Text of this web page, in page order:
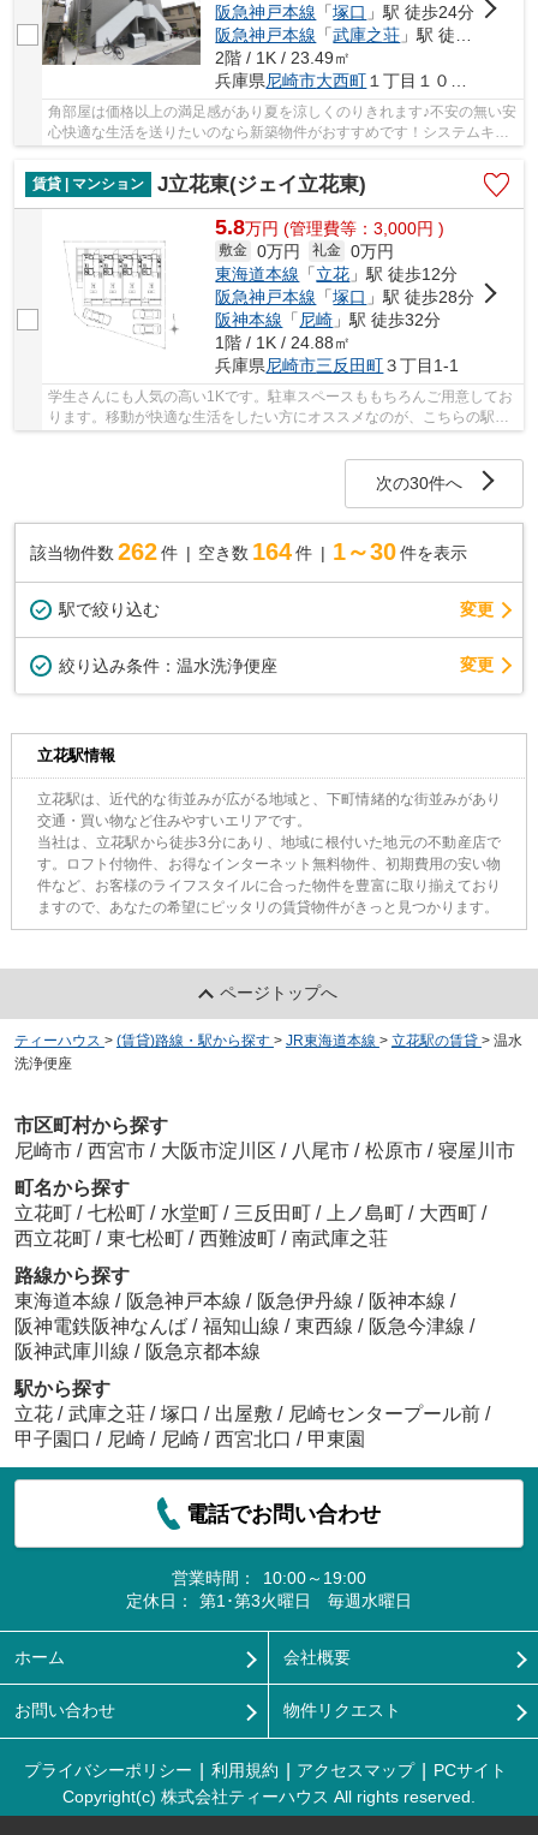
阪急神戸本線 「塚口 」駅 徒歩24分
阪急神戸本線 「武庫之荘 」駅 徒歩25分
2階 / 1K / 23.49㎡
兵庫県尼崎市大西町 １丁目１０－１０
角部屋は価格以上の満足感があり夏を涼しくのりきれます♪不安の無い安
心快適な生活を送りたいのなら新築物件がおすすめです！システムキッ
賃貸 | マンション
J立花東(ジェイ立花東)
5.8万円 (管理費等：3,000円 )
敷金 0万円 礼金 0万円
東海道本線 「立花 」駅 徒歩12分
阪急神戸本線 「塚口 」駅 徒歩28分
阪神本線 「 尼崎 」駅 徒歩32分
1階 / 1K / 24.88㎡
兵庫県尼崎市三反田町３丁目1-1
学生さんにも人気の高い1Kです。駐車スペースももちろんご用意してお
ります。移動が快適な生活をしたい方にオススメなのが、こちらの駅ま
で徒歩12分のマンションです。高ニーズである...
次の30件へ
該当物件数 262件 空き数 164 件 1～30 件を表示
駅で絞り込む 変更
絞り込み条件： 温水洗浄便座 変更
立花駅情報
立花駅は、近代的な街並みが広がる地域と、下町情緒的な街並みがあり
交通・買い物など住みやすいエリアです。
当社は、立花駅から徒歩3分にあり、地域に根付いた地元の不動産店で
す。ロフト付物件、お得なインターネット無料物件、初期費用の安い物
件など、お客様のライフスタイルに合った物件を豊富に取り揃えており
ますので、あなたの希望にピッタリの賃貸物件がきっと見つかります。
ページトップへ
ティーハウス > (賃貸)路線・駅から探す > JR東海道本線 > 立花駅の賃貸 > 温水
洗浄便座
市区町村から探す
尼崎市 / 西宮市 / 大阪市淀川区 / 八尾市 / 松原市 / 寝屋川市
町名から探す
立花町 / 七松町 / 水堂町 / 三反田町 / 上ノ島町 / 大西町 /
西立花町 / 東七松町 / 西難波町 / 南武庫之荘
路線から探す
東海道本線 / 阪急神戸本線 / 阪急伊丹線 / 阪神本線 /
阪神電鉄阪神なんば / 福知山線 / 東西線 / 阪急今津線 /
阪神武庫川線 / 阪急京都本線
駅から探す
立花 / 武庫之荘 / 塚口 / 出屋敷 / 尼崎センタープール前 /
甲子園口 / 尼崎 / 尼崎 / 西宮北口 / 甲東園
電話でお問い合わせ
営業時間：
10:00～19:00
定休日：
第1･第3火曜日 毎週水曜日
ホーム 会社概要
お問い合わせ 物件リクエスト
プライバシーポリシー 利用規約 アクセスマップ
PCサイト
Copyright(c) 株式会社ティーハウス All rights reserved.